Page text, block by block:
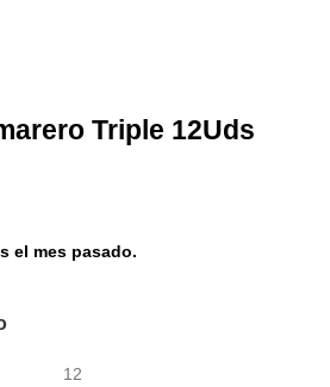
Triple 12Uds
el mes pasado.
12